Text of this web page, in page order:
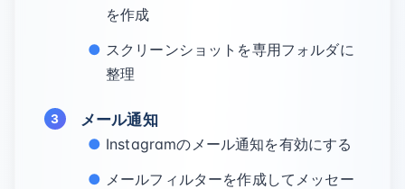
を作成
スクリーンショットを専用フォルダに
整理
メール通知
Instagramのメール通知を有効にする
メールフィルターを作成してメッセー